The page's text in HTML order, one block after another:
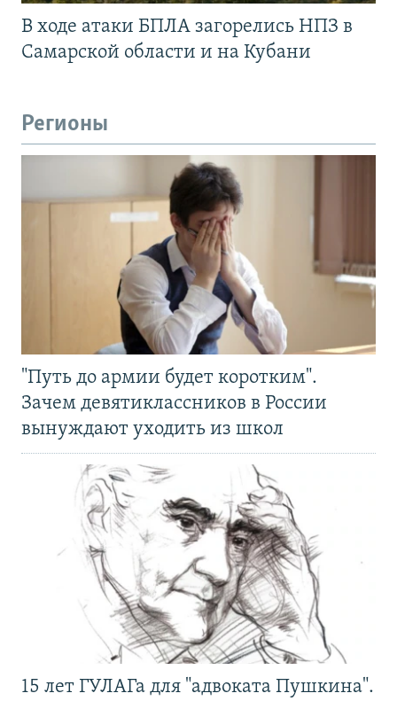
В ходе атаки БПЛА загорелись НПЗ в
Самарской области и на Кубани
Регионы
"Путь до армии будет коротким".
Зачем девятиклассников в России
вынуждают уходить из школ
15 лет ГУЛАГа для "адвоката Пушкина".